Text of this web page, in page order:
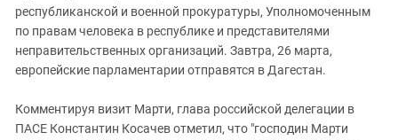
республиканской и военной прокуратуры, Уполномоченным
по правам человека в республике и представителями
неправительственных организаций. Завтра, 26 марта,
европейские парламентарии отправятся в Дагестан.
Комментируя визит Марти, глава российской делегации в
ПАСЕ Константин Косачев отметил, что "господин Марти